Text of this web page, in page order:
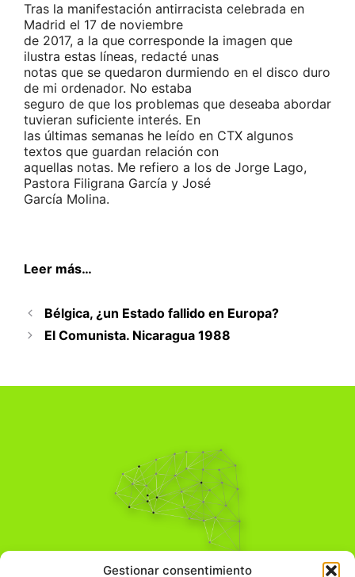
Gestionar consentimiento
Tras la manifestación antirracista celebrada en
Madrid el 17 de noviembre
de 2017, a la que corresponde la imagen que
ilustra estas líneas, redacté unas
notas que se quedaron durmiendo en el disco duro
de mi ordenador. No estaba
seguro de que los problemas que deseaba abordar
tuvieran suficiente interés. En
las últimas semanas he leído en CTX algunos
textos que guardan relación con
aquellas notas. Me refiero a los de Jorge Lago,
Pastora Filigrana García y José
García Molina.
Leer más…
Bélgica, ¿un Estado fallido en Europa?
El Comunista. Nicaragua 1988
Pensamiento Crítico